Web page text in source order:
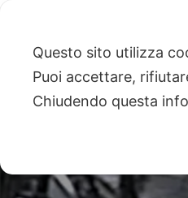
Questo sito utilizza
Puoi accettare,
Chiudendo questa